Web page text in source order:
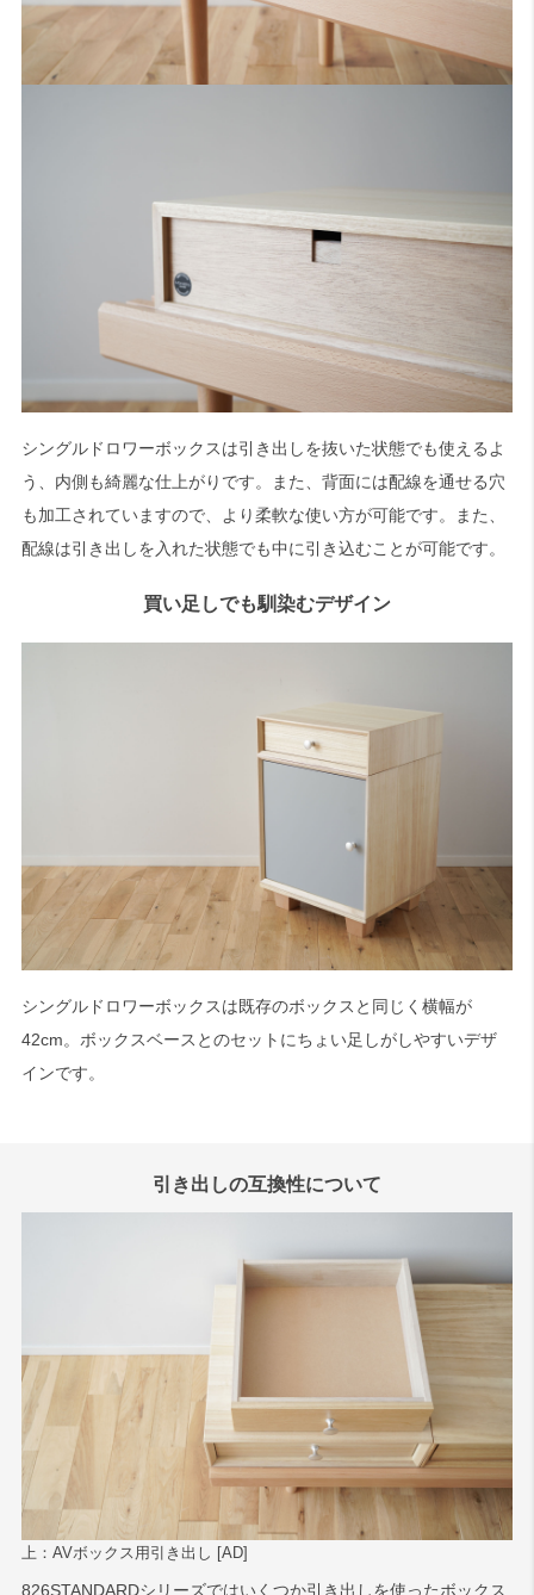
シングルドロワーボックスは引き出しを抜いた状態でも使えるよ
う、内側も綺麗な仕上がりです。また、背面には配線を通せる穴
も加工されていますので、より柔軟な使い方が可能です。また、
配線は引き出しを入れた状態でも中に引き込むことが可能です。
買い足しでも馴染むデザイン
シングルドロワーボックスは既存のボックスと同じく横幅が
42cm。ボックスベースとのセットにちょい足しがしやすいデザ
インです。
引き出しの互換性について
上：AVボックス用引き出し [AD]
826STANDARDシリーズではいくつか引き出しを使ったボックス